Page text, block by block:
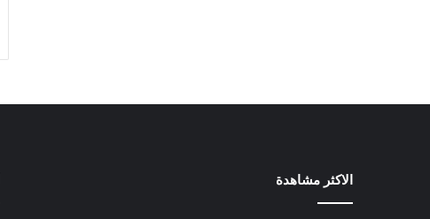
الاكثر مشاهدة